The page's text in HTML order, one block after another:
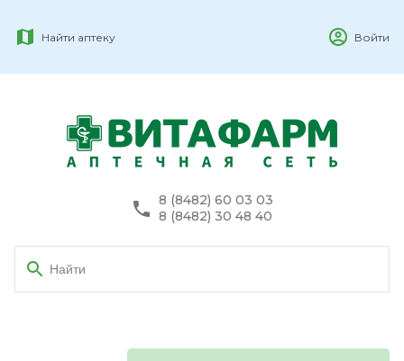
Найти аптеку Войти
8 (8482) 60 03 03
8 (8482) 30 48 40